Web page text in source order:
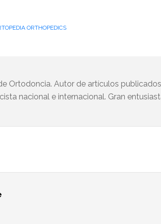
ORTHOPEDICS
Ortodoncia. Autor de artículos
nacional e internacional. Gran